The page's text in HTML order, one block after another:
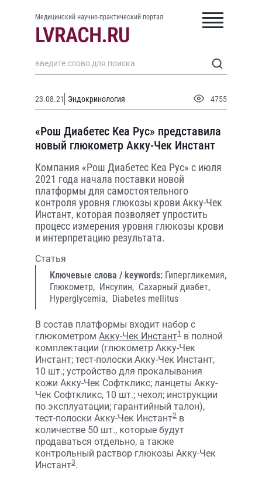
Медицинский научно-практический портал
23.08.21 Эндокринология 4755
«Рош Диабетес Кеа Рус» представила
новый глюкометр Акку-Чек Инстант
Компания «Рош Диабетес Кеа Рус» с июля
2021 года начала поставки новой
платформы для самостоятельного
контроля уровня глюкозы крови Акку-Чек
Инстант, которая позволяет упростить
процесс измерения уровня глюкозы крови
и интерпретацию результата.
Статья
Ключевые слова / keywords: Гипергликемия,
Глюкометр, Инсулин, Сахарный диабет,
Hyperglycemia, Diabetes mellitus
В состав платформы входит набор с
глюкометром Акку-Чек Инстант1 в полной
комплектации (глюкометр Акку-Чек
Инстант; тест-полоски Акку-Чек Инстант,
10 шт.; устройство для прокалывания
кожи Акку-Чек Софткликс; ланцеты Акку-
Чек Софткликс, 10 шт.; чехол; инструкции
по эксплуатации; гарантийный талон),
тест-полоски Акку-Чек Инстант2 в
количестве 50 шт., которые будут
продаваться отдельно, а также
контрольный раствор глюкозы Акку-Чек
Инстант3.